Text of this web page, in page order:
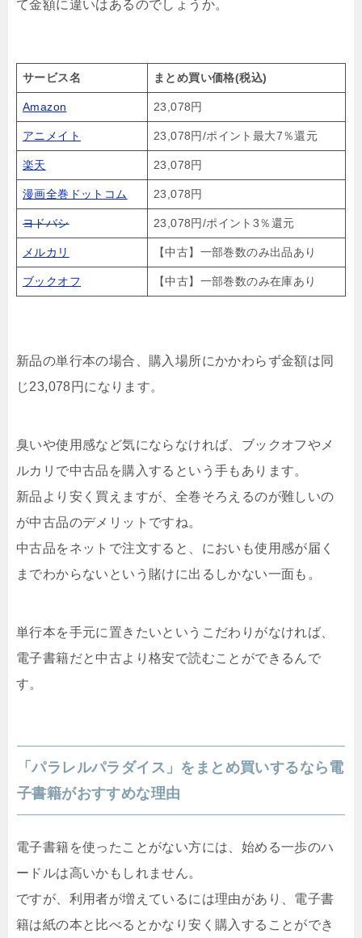
て金額に違いはあるのでしょうか。
サービス名 まとめ買い価格(税込)
Amazon 23,078円
アニメイト 23,078円/ポイント最大7％還元
楽天 23,078円
漫画全巻ドットコム 23,078円
ヨドバシ 23,078円/ポイント3％還元
メルカリ 【中古】一部巻数のみ出品あり
ブックオフ 【中古】一部巻数のみ在庫あり
新品の単行本の場合、購入場所にかかわらず金額は同
じ23,078円になります。
臭いや使用感など気にならなければ、ブックオフやメ
ルカリで中古品を購入するという手もあります。
新品より安く買えますが、全巻そろえるのが難しいの
が中古品のデメリットですね。
中古品をネットで注文すると、においも使用感が届く
までわからないという賭けに出るしかない一面も。
単行本を手元に置きたいというこだわりがなければ、
電子書籍だと中古より格安で読むことができるんで
す。
「パラレルパラダイス」をまとめ買いするなら電
子書籍がおすすめな理由
電子書籍を使ったことがない方には、始める一歩のハ
ードルは高いかもしれません。
ですが、利用者が増えているには理由があり、電子書
籍は紙の本と比べるとかなり安く購入することができ